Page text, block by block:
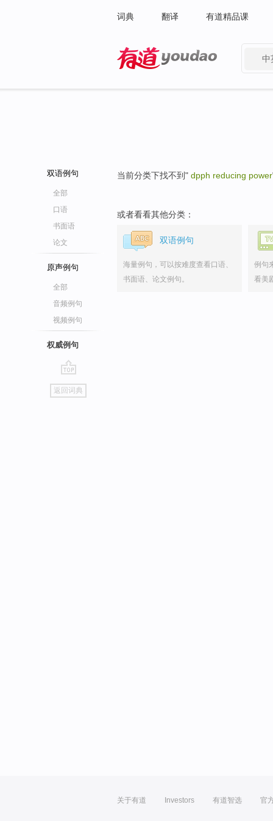
词典 翻译 有道精品课
中
双语例句
全部
口语
书面语
论文
原声例句
全部
音频例句
视频例句
权威例句
go
top
返回词典
当前分类下找不到" dpph reducing power
或者看看其他分类：
双语例句
海量例句，可以按难度查看口语、
书面语、论文例句。
例句
看美
关于有道 Investors 有道智选 官